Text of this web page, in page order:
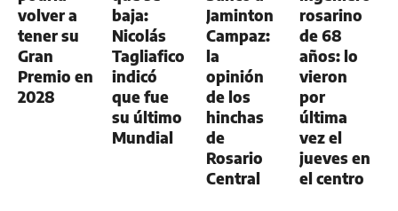
volver a
tener su
Gran
Premio en
2028
baja:
Nicolás
Tagliafico
indicó
que fue
su último
Mundial
Jaminton
Campaz:
la
opinión
de los
hinchas
de
Rosario
Central
rosarino
de 68
años: lo
vieron
por
última
vez el
jueves en
el centro